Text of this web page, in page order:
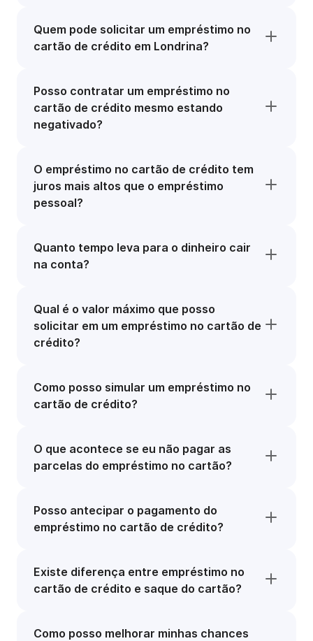
Quem pode solicitar um empréstimo no
cartão de crédito em Londrina?
Posso contratar um empréstimo no
cartão de crédito mesmo estando
negativado?
O empréstimo no cartão de crédito tem
juros mais altos que o empréstimo
pessoal?
Quanto tempo leva para o dinheiro cair
na conta?
Qual é o valor máximo que posso
solicitar em um empréstimo no cartão de
crédito?
Como posso simular um empréstimo no
cartão de crédito?
O que acontece se eu não pagar as
parcelas do empréstimo no cartão?
Posso antecipar o pagamento do
empréstimo no cartão de crédito?
Existe diferença entre empréstimo no
cartão de crédito e saque do cartão?
Como posso melhorar minhas chances